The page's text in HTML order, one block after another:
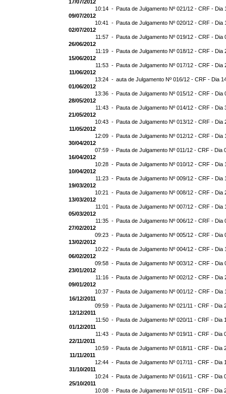
17/07/2012
10:14 - Pauta de Julgamento Nº 021/12 - CRF - Dia
09/07/2012
10:41 - Pauta de Julgamento Nº 020/12 - CRF - Dia
02/07/2012
11:57 - Pauta de Julgamento Nº 019/12 - CRF - Dia
26/06/2012
11:19 - Pauta de Julgamento Nº 018/12 - CRF - Dia
15/06/2012
11:53 - Pauta de Julgamento Nº 017/12 - CRF - Dia
11/06/2012
13:24 - auta de Julgamento Nº 016/12 - CRF - Dia
01/06/2012
13:36 - Pauta de Julgamento Nº 015/12 - CRF - Dia
28/05/2012
11:43 - Pauta de Julgamento Nº 014/12 - CRF - Dia
21/05/2012
10:43 - Pauta de Julgamento Nº 013/12 - CRF - Dia
11/05/2012
12:09 - Pauta de Julgamento Nº 012/12 - CRF - Dia
30/04/2012
07:59 - Pauta de Julgamento Nº 011/12 - CRF - Dia
16/04/2012
10:28 - Pauta de Julgamento Nº 010/12 - CRF - Dia
10/04/2012
11:23 - Pauta de Julgamento Nº 009/12 - CRF - Dia
19/03/2012
10:21 - Pauta de Julgamento Nº 008/12 - CRF - Dia
13/03/2012
11:01 - Pauta de Julgamento Nº 007/12 - CRF - Dia
05/03/2012
11:35 - Pauta de Julgamento Nº 006/12 - CRF - Dia
27/02/2012
09:23 - Pauta de Julgamento Nº 005/12 - CRF - Dia
13/02/2012
10:22 - Pauta de Julgamento Nº 004/12 - CRF - Dia
06/02/2012
09:58 - Pauta de Julgamento Nº 003/12 - CRF - Dia
23/01/2012
11:16 - Pauta de Julgamento Nº 002/12 - CRF - Dia
09/01/2012
10:37 - Pauta de Julgamento Nº 001/12 - CRF - Dia
16/12/2011
09:59 - Pauta de Julgamento Nº 021/11 - CRF - Dia
12/12/2011
11:50 - Pauta de Julgamento Nº 020/11 - CRF - Dia
01/12/2011
11:43 - Pauta de Julgamento Nº 019/11 - CRF - Dia
22/11/2011
10:59 - Pauta de Julgamento Nº 018/11 - CRF - Dia
11/11/2011
12:44 - Pauta de Julgamento Nº 017/11 - CRF - Dia
31/10/2011
10:24 - Pauta de Julgamento Nº 016/11 - CRF - Dia
25/10/2011
10:08 - Pauta de Julgamento Nº 015/11 - CRF - Dia